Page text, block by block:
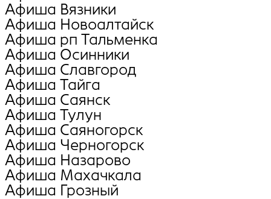
Афиша Вязники
Афиша Новоалтайск
Афиша рп Тальменка
Афиша Осинники
Афиша Славгород
Афиша Тайга
Афиша Саянск
Афиша Тулун
Афиша Саяногорск
Афиша Черногорск
Афиша Назарово
Афиша Махачкала
Афиша Грозный